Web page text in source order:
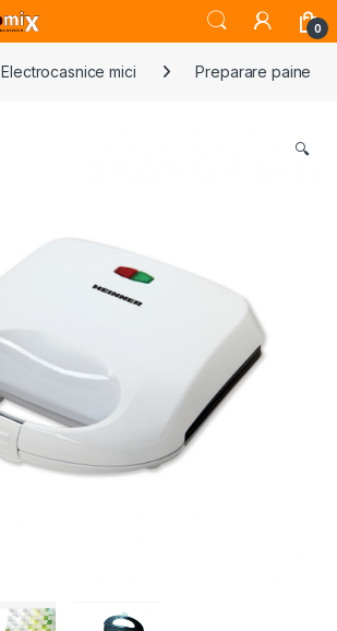
0
Electrocasnice mici Preparare paine
🔍